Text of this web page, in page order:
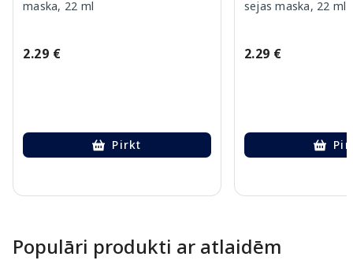
maska, 22 ml
2.29 €
Pirkt
sejas maska, 22 ml
2.29 €
Populāri produkti ar atlaidēm